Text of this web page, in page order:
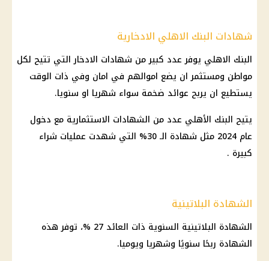
شهادات البنك الاهلي الادخارية
البنك الاهلي يوفر عدد كبير من شهادات الادخارالتي تتيح لكل
مواطن ومستثمر ان يضع اموالهم في امان وفي ذات الوقت
يستطيع ان يربح عوائد ضخمة سواء شهريا او سنويا.
يتيح البنك الأهلي عدد من الشهادات الاستثمارية مع دخول
عام 2024 مثل
شهادة الـ 30
% التي شهدت عمليات شراء
كبيرة .
الشهادة البلاتينية
الشهادة البلاتينية السنوية ذات العائد
الشهادة ربحًا سنويًا وشهريا ويوميا.